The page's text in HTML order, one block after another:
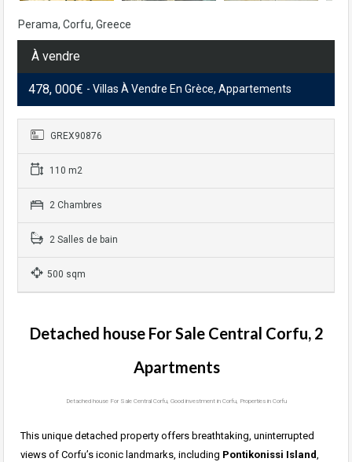
Perama, Corfu, Greece
À vendre
478, 000€ - Villas À Vendre En Grèce, Appartements
GREX90876
110 m2
2 Chambres
2 Salles de bain
500 sqm
Detached house For Sale Central Corfu, 2
Apartments
Detached house For Sale Central Corfu, Good investment in Corfu, Properties in Corfu
This unique detached property offers breathtaking, uninterrupted
views of Corfu’s iconic landmarks, including Pontikonissi Island,